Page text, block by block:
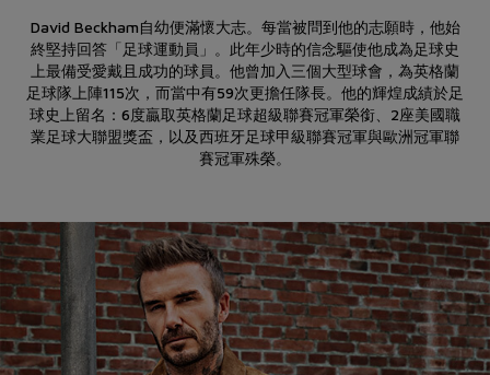
David Beckham自幼便滿懷大志。每當被問到他的志願時，他始
終堅持回答「足球運動員」。此年少時的信念驅使他成為足球史
上最備受愛戴且成功的球員。他曾加入三個大型球會，為英格蘭
足球隊上陣115次，而當中有59次更擔任隊長。他的輝煌成績於足
球史上留名：6度贏取英格蘭足球超級聯賽冠軍榮銜、2座美國職
業足球大聯盟獎盃，以及西班牙足球甲級聯賽冠軍與歐洲冠軍聯
賽冠軍殊榮。